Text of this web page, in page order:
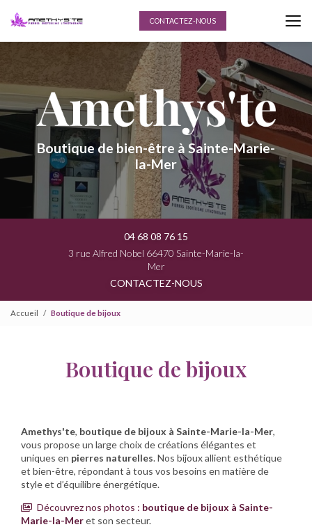
CONTACTEZ-NOUS
Boutique de bien-être à Sainte-Marie-
la-Mer
04 68 08 76 15
3 rue Alfred Nobel 66470 Sainte-Marie-la-
Mer
CONTACTEZ-NOUS
Accueil Boutique de bijoux
Boutique de bijoux
Amethys'te, boutique de bijoux à Sainte-Marie-la-Mer,
vous propose un large choix de créations élégantes et
uniques en pierres naturelles. Nos bijoux allient esthétique
et bien-être, répondant à tous vos besoins en matière de
style et d’équilibre énergétique.
Découvrez nos photos : boutique de bijoux à Sainte-
Marie-la-Meret son secteur.